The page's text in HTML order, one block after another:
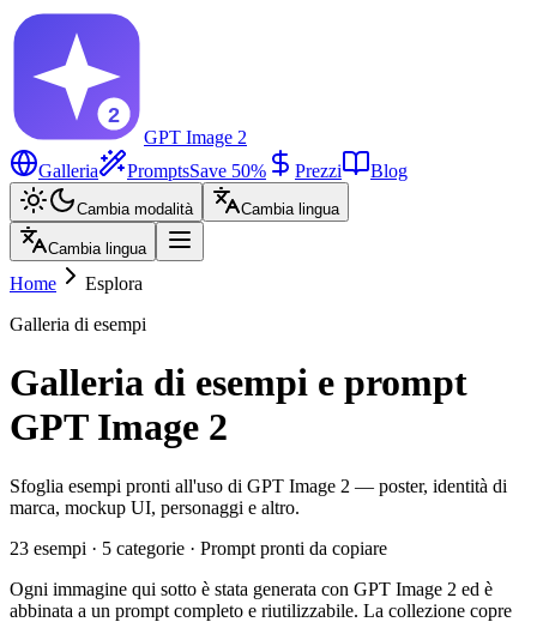
GPT Image 2
Galleria
PromptsSave 50% Prezzi Blog
Cambia modalità Cambia lingua
Cambia lingua
Home
Esplora
Galleria di esempi
Galleria di esempi e prompt
GPT Image 2
Sfoglia esempi pronti all'uso di GPT Image 2 — poster, identità di
marca, mockup UI, personaggi e altro.
23 esempi · 5 categorie · Prompt pronti da copiare
Ogni immagine qui sotto è stata generata con GPT Image 2 ed è
abbinata a un prompt completo e riutilizzabile. La collezione copre